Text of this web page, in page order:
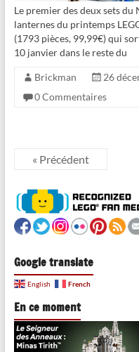
Le premier des deux sets
lanternes du printemps
(1793 pièces, 99,99€) qui
10 janvier dans le reste du
Brickman 26
0 Commentaires
« Précédent
Google translate
English French
En ce moment